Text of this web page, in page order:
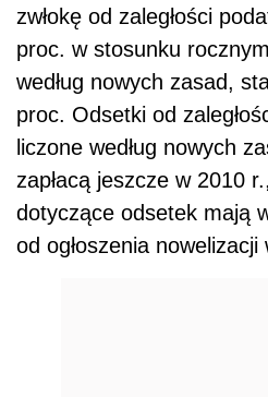
zwłokę od zaległości
proc. w stosunku
według nowych zasad,
proc. Odsetki od
liczone według nowych
zapłacą jeszcze w 2010
dotyczące odsetek mają
od ogłoszenia